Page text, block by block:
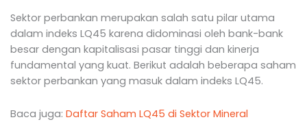
Sektor perbankan merupakan salah satu pilar utama
dalam indeks LQ45 karena didominasi oleh bank-bank
besar dengan kapitalisasi pasar tinggi dan kinerja
fundamental yang kuat. Berikut adalah beberapa saham
sektor perbankan yang masuk dalam indeks LQ45.
Baca juga: Daftar Saham LQ45 di Sektor Mineral